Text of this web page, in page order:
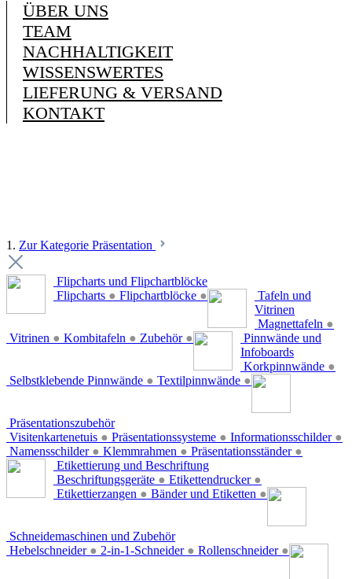
ÜBER UNS
TEAM
NACHHALTIGKEIT
WISSENSWERTES
LIEFERUNG & VERSAND
KONTAKT
1. Zur Kategorie Präsentation
Flipcharts und Flipchartblöcke
Flipcharts ● Flipchartblöcke ●
Tafeln und
Vitrinen
Magnettafeln ●
Vitrinen ● Kombitafeln ● Zubehör ●
Pinnwände und
Infoboards
Korkpinnwände ●
Selbstklebende Pinnwände ● Textilpinnwände ●
Präsentationszubehör
Visitenkartenetuis ● Präsentationssysteme ● Informationsschilder ●
Namensschilder ● Klemmrahmen ● Präsentationsständer ●
Etikettierung und Beschriftung
Beschriftungsgeräte ● Etikettendrucker ●
Etikettierzangen ● Bänder und Etiketten ●
Schneidemaschinen und Zubehör
Hebelschneider ● 2-in-1-Schneider ● Rollenschneider ●